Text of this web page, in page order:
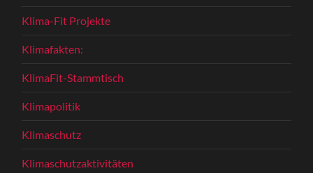
Klima-Fit Projekte
Klimafakten:
KlimaFit-Stammtisch
Klimapolitik
Klimaschutz
Klimaschutzaktivitäten